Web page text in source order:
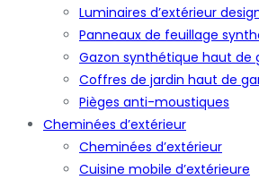
Luminaires d’extérieur
Panneaux de feuillage
Gazon synthétique haut de
Coffres de jardin haut de
Pièges anti-moustiques
Cheminées d’extérieur
Cheminées d’extérieur
Cuisine mobile d’extérieure